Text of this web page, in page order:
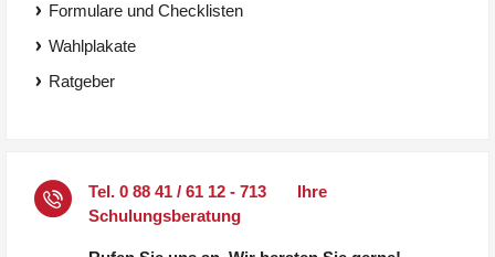
Formulare und Checklisten
Wahlplakate
Ratgeber
Tel. 0 88 41 / 61 12 - 713 Ihre
Schulungsberatung